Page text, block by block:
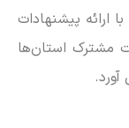
ارائه پیشنهادات
مشترک استان‌ها